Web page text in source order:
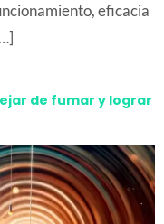
eficacia
de fumar y lograr